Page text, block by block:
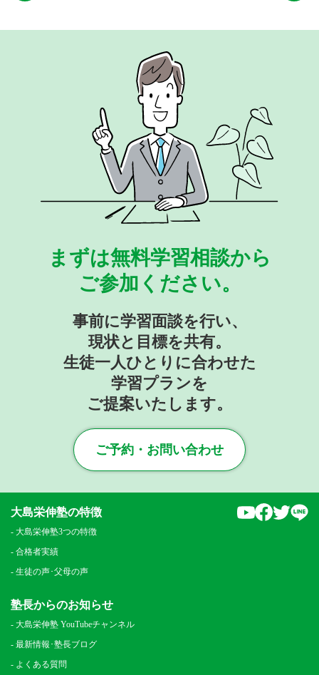
まずは無料学習相談から
ご参加ください。
事前に学習面談を行い、
現状と目標を共有。
生徒一人ひとりに合わせた
学習プランを
ご提案いたします。
ご予約・お問い合わせ
大島栄伸塾の特徴
大島栄伸塾3つの特徴
合格者実績
生徒の声･父母の声
塾長からのお知らせ
大島栄伸塾 YouTubeチャンネル
最新情報･塾長ブログ
よくある質問
YouTube
facebook